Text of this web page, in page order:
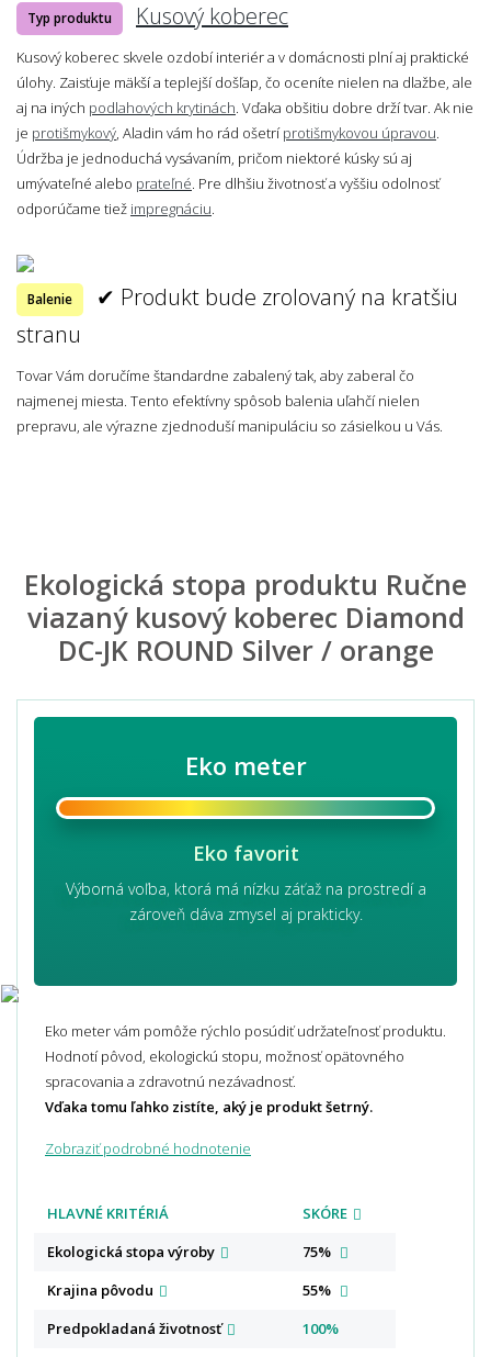
Typ produktu Kusový koberec
Kusový koberec skvele ozdobí interiér a v domácnosti plní aj praktické
úlohy. Zaisťuje mäkší a teplejší došľap, čo oceníte nielen na dlažbe, ale
aj na iných podlahových krytinách. Vďaka obšitiu dobre drží tvar. Ak nie
je protišmykový, Aladin vám ho rád ošetríprotišmykovou úpravou.
Údržba je jednoduchá vysávaním, pričom niektoré kúsky sú aj
umývateľné alebo prateľné. Pre dlhšiu životnosť a vyššiu odolnosť
odporúčame tiež impregnáciu.
Balenie
✔ Produkt bude zrolovaný na kratšiu
stranu
Tovar Vám doručíme štandardne zabalený tak, aby zaberal čo
najmenej miesta. Tento efektívny spôsob balenia uľahčí nielen
prepravu, ale výrazne zjednoduší manipuláciu so zásielkou u Vás.
Ekologická stopa produktu Ručne
viazaný kusový koberec Diamond
DC-JK ROUND Silver / orange
Eko meter
Eko favorit
Výborná voľba, ktorá má nízku záťaž na prostredí a
zároveň dáva zmysel aj prakticky.
Eko meter vám pomôže rýchlo posúdiť udržateľnosť produktu.
Hodnotí pôvod, ekologickú stopu, možnosť opätovného
spracovania a zdravotnú nezávadnosť.
Vďaka tomu ľahko zistíte, aký je produkt šetrný.
Zobraziť podrobné hodnotenie
HLAVNÉ KRITÉRIÁ
SKÓRE
Ekologická stopa výroby
75%
Krajina pôvodu
55%
Predpokladaná životnosť 100%